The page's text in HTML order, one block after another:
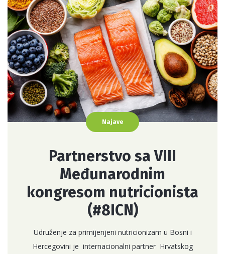
Najave
Partnerstvo sa VIII
Međunarodnim
kongresom nutricionista
(#8ICN)
Udruženje za primijenjeni nutricionizam u Bosni i
Hercegovini je internacionalni partner Hrvatskog